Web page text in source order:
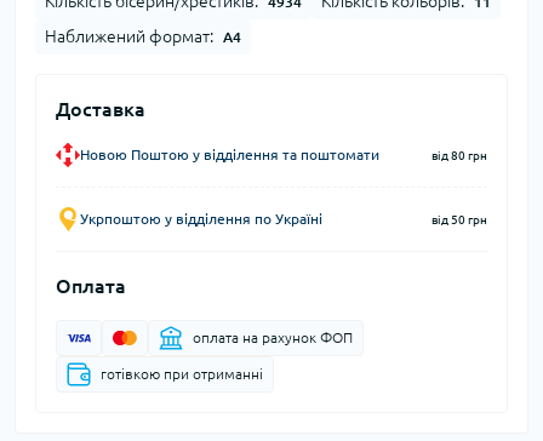
Наближений формат: А4
Доставка
Новою Поштою у відділення та поштомати від 80 грн
Укрпоштою у відділення по Україні від 50 грн
Оплата
оплата на рахунок ФОП
готівкою при отриманні